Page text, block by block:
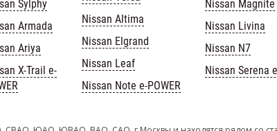
Sylphy
Armada
Ariya
X-Trail e-
Nissan Altima
Nissan Elgrand
Nissan Leaf
Nissan Note e-POWER
Nissan Magnite
Nissan Livina
Nissan N7
Nissan Serena